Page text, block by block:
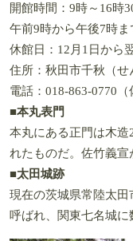
開館時間：9時～16時
午前9時から午後7時ま
休館日：12月1日から
住所：秋田市千秋（せ
電話：018-863-0770（
■本丸表門
本丸にある正門は木造
れたものだ。佐竹義宣
■太田城跡
現在の茨城県常陸太
呼ばれ、関東七名城に